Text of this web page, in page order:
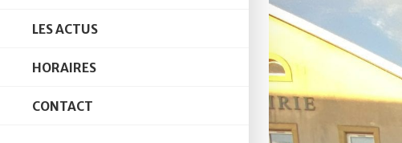
LES ACTUS
HORAIRES
CONTACT